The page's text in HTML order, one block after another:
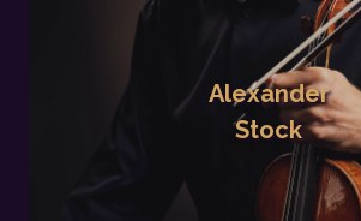
Alexander
Stock